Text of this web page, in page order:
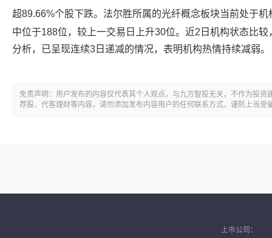
超89.66%个股下跌。 法尔胜所属的光纤概念板块当前处于
中位于188位，较上一交易日上升30位。近2日机构状态比
分析，已呈现连续3日递减的情况，表明机构热情持续减弱。
免责声明：用户发布的内容仅代表其个人观点，与九方智投无关，不作为投
荐股、代客理财等内容，请勿添加发布内容用户的任何联系方式，谨防上当受
上市公司：